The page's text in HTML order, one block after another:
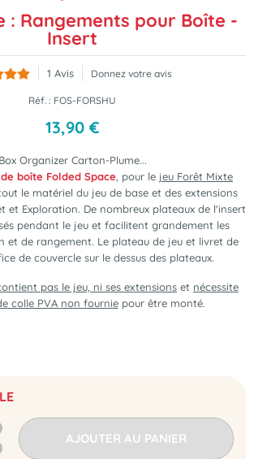
: Rangements pour Boîte -
Insert
1 Avis Donnez votre avis
Réf. : FOS-FORSHU
13,90 €
Box Organizer Carton-Plume...
boîte Folded Space , pour le jeu Forêt Mixte
le matériel du jeu de base et des extensions
et Exploration. De nombreux plateaux de l'insert
pendant le jeu et facilitent grandement les
et de rangement. Le plateau de jeu et livret de
de couvercle sur le dessus des plateaux.
pas le jeu, ni ses extensions et nécessite
colle PVA non fourniepour être monté.
AJOUTER AU PANIER